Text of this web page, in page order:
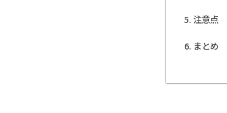
注意点
まとめ